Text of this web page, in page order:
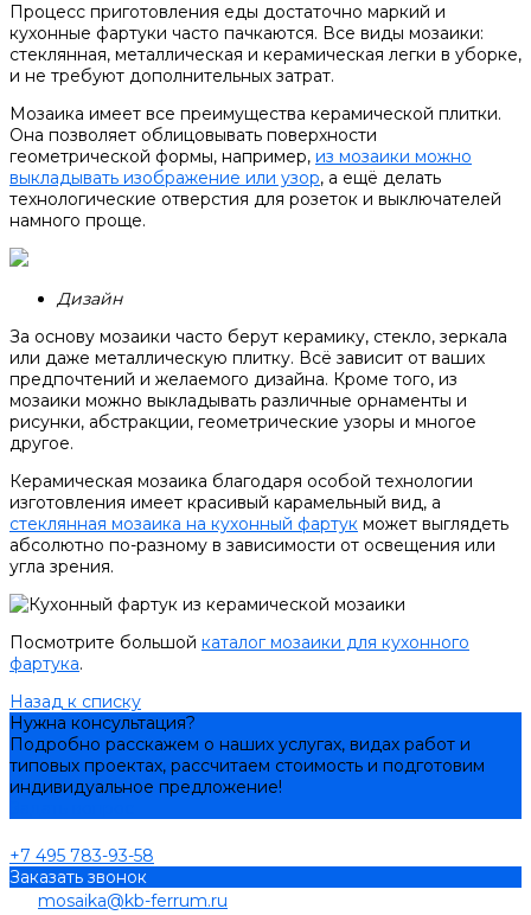
Процесс приготовления еды достаточно маркий и
кухонные фартуки часто пачкаются. Все виды мозаики:
стеклянная, металлическая и керамическая легки в уборке,
и не требуют дополнительных затрат.
Мозаика имеет все преимущества керамической плитки.
Она позволяет облицовывать поверхности
геометрической формы, например, из мозаики можно
выкладывать изображение или узор, а ещё делать
технологические отверстия для розеток и выключателей
намного проще.
Дизайн
За основу мозаики часто берут керамику, стекло, зеркала
или даже металлическую плитку. Всё зависит от ваших
предпочтений и желаемого дизайна. Кроме того, из
мозаики можно выкладывать различные орнаменты и
рисунки, абстракции, геометрические узоры и многое
другое.
Керамическая мозаика благодаря особой технологии
изготовления имеет красивый карамельный вид, а
стеклянная мозаика на кухонный фартук может выглядеть
абсолютно по-разному в зависимости от освещения или
угла зрения.
Посмотрите большой каталог мозаики для кухонного
фартука.
Назад к списку
Нужна консультация?
Подробно расскажем о наших услугах, видах работ и
типовых проектах, рассчитаем стоимость и подготовим
индивидуальное предложение!
+7 495 783-93-58
Заказать звонок
mosaika@kb-ferrum.ru